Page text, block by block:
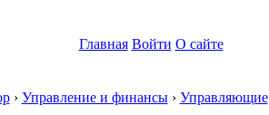
Главная Войти О сайте
› Управление и финансы› Управляющие